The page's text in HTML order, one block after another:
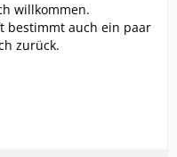
willkommen.
bestimmt auch ein paar
zurück.